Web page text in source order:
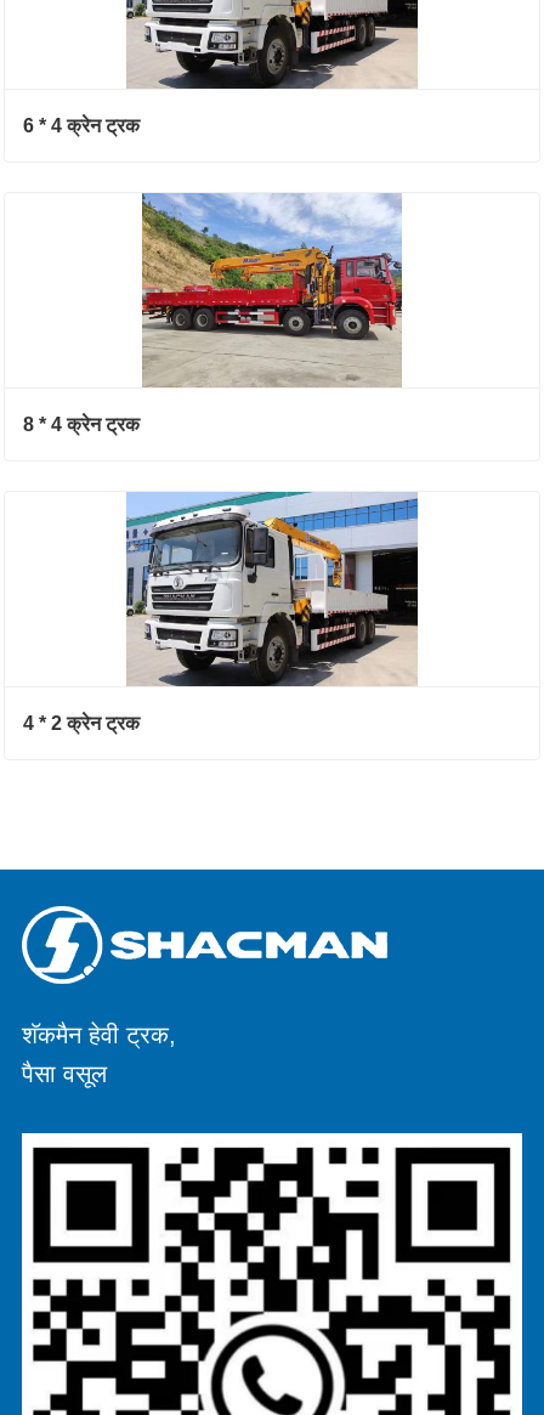
6 * 4 क्रेन ट्रक
8 * 4 क्रेन ट्रक
4 * 2 क्रेन ट्रक
शॅकमैन हेवी ट्रक,
पैसा वसूल